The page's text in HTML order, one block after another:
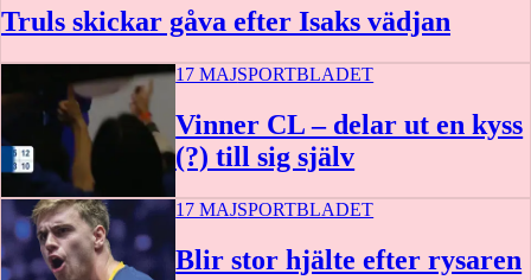
Truls skickar gåva efter Isaks vädjan
0:23
17 MAJSPORTBLADET
Vinner CL – delar ut en kyss
(?) till sig själv
17 MAJSPORTBLADET
Blir stor hjälte efter rysaren